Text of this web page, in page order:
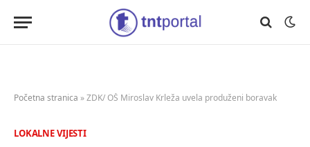
Početna stranica »ZDK/ OŠ Miroslav Krleža uvela produženi boravak
LOKALNE VIJESTI